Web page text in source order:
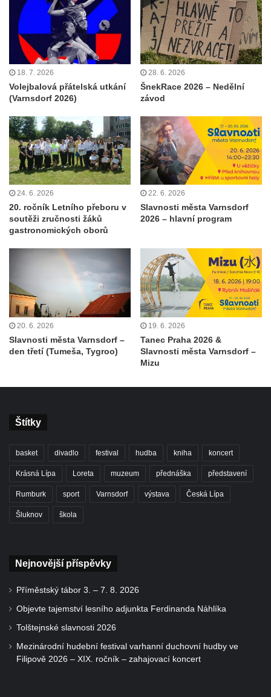
18. 7. 2026
Volejbalová přátelská utkání
(Varnsdorf 2026)
28. 6. 2026
ŠnekRace 2026 – Nedělní
závod
24. 6. 2026
20. ročník Letního přeboru v
soutěži zručnosti žáků
gastronomických oborů
22. 6. 2026
Slavnosti města Varnsdorf
2026 – hlavní program
20. 6. 2026
Slavnosti města Varnsdorf –
den třetí (Tumeša, Tygroo)
19. 6. 2026
Tanec Praha 2026 &
Slavnosti města Varnsdorf –
Mizu
Štítky
basket divadlo festival hudba kniha koncert
Krásná Lípa Loreta muzeum přednáška představení
Rumburk sport Varnsdorf výstava Česká Lípa
Šluknov škola
Nejnovější příspěvky
Příměstský tábor 3. – 7. 8. 2026
Objevte tajemství lesního adjunkta Ferdinanda Náhlíka
Tolštejnské slavnosti 2026
Mezinárodní hudební festival varhanní duchovní hudby ve
Filipově 2026 – XIX. ročník – zahajovací koncert